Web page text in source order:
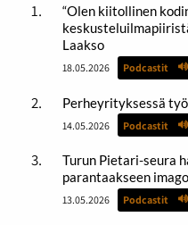
“Olen kiitollinen
Laakso
18.05.2026 Podcastit
Perheyrityksessä
14.05.2026 Podcastit
Turun Pietari-seura
parantaakseen
13.05.2026 Podcastit